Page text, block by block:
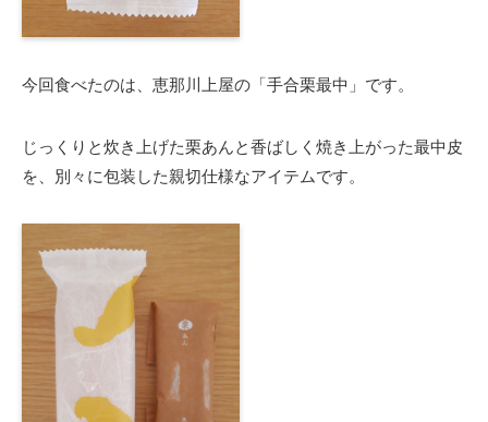
今回食べたのは、恵那川上屋の「手合栗最中」です。
じっくりと炊き上げた栗あんと香ばしく焼き上がった最中皮
を、別々に包装した親切仕様なアイテムです。